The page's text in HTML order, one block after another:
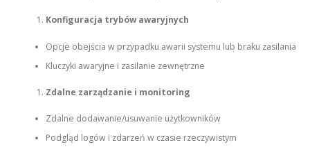
Konfiguracja trybów awaryjnych
Opcje obejścia w przypadku awarii systemu lub braku zasilania
Kluczyki awaryjne i zasilanie zewnętrzne
Zdalne zarządzanie i monitoring
Zdalne dodawanie/usuwanie użytkowników
Podgląd logów i zdarzeń w czasie rzeczywistym